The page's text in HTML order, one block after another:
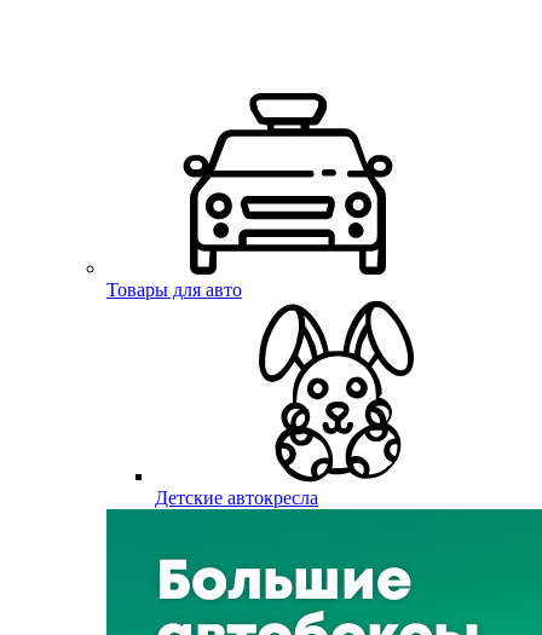
Товары для авто
Детские автокресла